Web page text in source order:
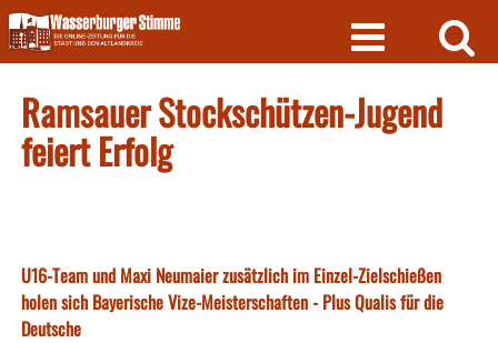
Skip
to
content
Ramsauer Stockschützen-Jugend
feiert Erfolg
U16-Team und Maxi Neumaier zusätzlich im Einzel-Zielschießen
holen sich Bayerische Vize-Meisterschaften - Plus Qualis für die
Deutsche